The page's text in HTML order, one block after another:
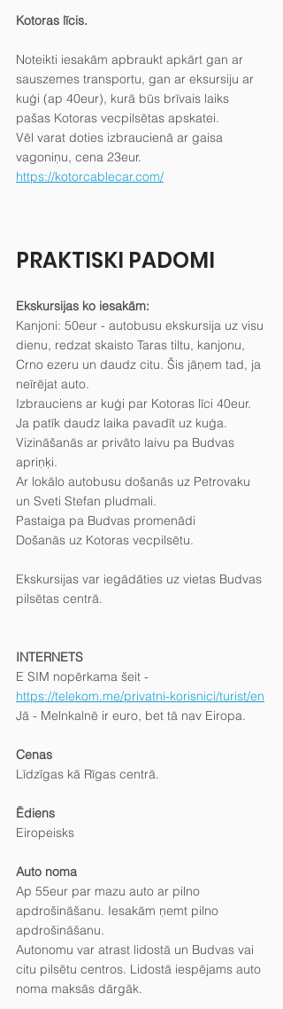
Kotoras līcis.
Noteikti iesakām apbraukt apkārt gan ar
sauszemes transportu, gan ar eksursiju ar
kuģi (ap 40eur), kurā būs brīvais laiks
pašas Kotoras vecpilsētas apskatei.
Vēl varat doties izbraucienā ar gaisa
vagoniņu, cena 23eur.
https://kotorcablecar.com/
PRAKTISKI PADOMI
Ekskursijas ko iesakām:
Kanjoni: 50eur - autobusu ekskursija uz visu
dienu, redzat skaisto Taras tiltu, kanjonu,
Crno ezeru un daudz citu. Šis jāņem tad, ja
neīrējat auto.
Izbrauciens ar kuģi par Kotoras līci 40eur.
Ja patīk daudz laika pavadīt uz kuģa.
Vizināšanās ar privāto laivu pa Budvas
apriņķi.
Ar lokālo autobusu došanās uz Petrovaku
un Sveti Stefan pludmali.
Pastaiga pa Budvas promenādi
Došanās uz Kotoras vecpilsētu.
Ekskursijas var iegādāties uz vietas Budvas
pilsētas centrā.
INTERNETS
E SIM nopērkama šeit -
https://telekom.me/privatni-korisnici/turist/en
Jā - Melnkalnē ir euro, bet tā nav Eiropa.
Cenas
Līdzīgas kā Rīgas centrā.
Ēdiens
Eiropeisks
Auto noma
Ap 55eur par mazu auto ar pilno
apdrošināšanu. Iesakām ņemt pilno
apdrošināšanu.
Autonomu var atrast lidostā un Budvas vai
citu pilsētu centros. Lidostā iespējams auto
noma maksās dārgāk.